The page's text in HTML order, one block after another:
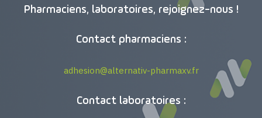
Pharmaciens, laboratoires, rejoignez-nous !
Contact pharmaciens :
adhesion@alternativ-pharmaxv.fr
Contact laboratoires :